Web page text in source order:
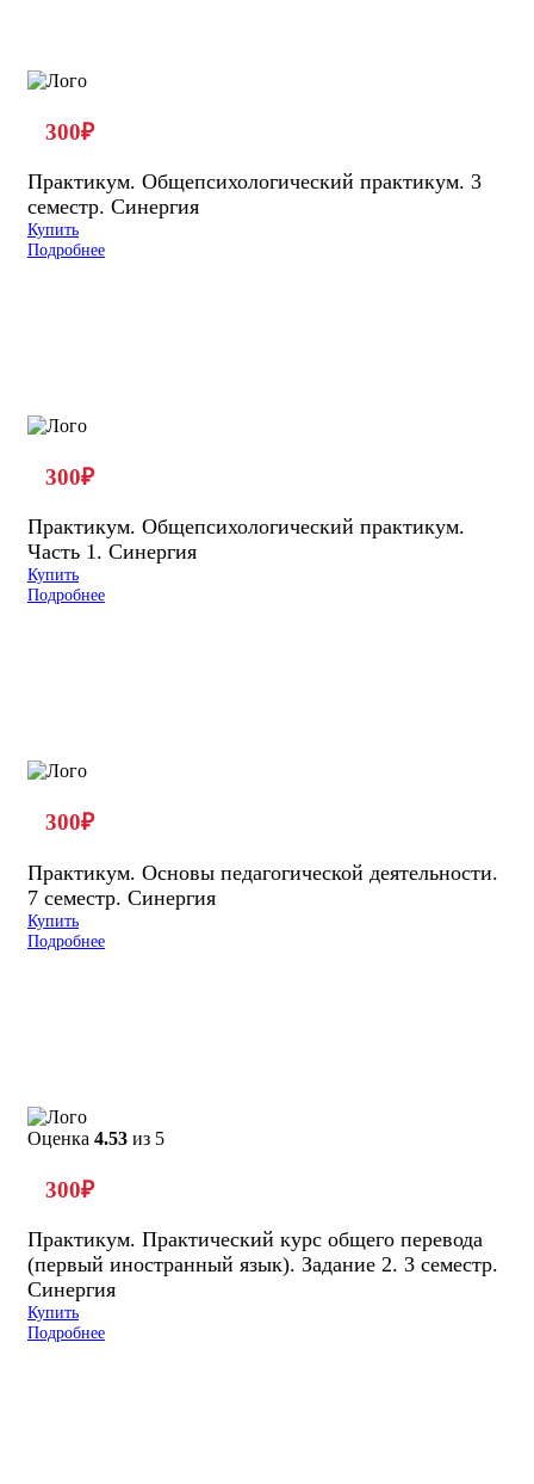
300₽
Практикум. Общепсихологический практикум. 3
семестр. Синергия
Купить
Подробнее
300₽
Практикум. Общепсихологический практикум.
Часть 1. Синергия
Купить
Подробнее
300₽
Практикум. Основы педагогической деятельности.
7 семестр. Синергия
Купить
Подробнее
Оценка 4.53 из 5
300₽
Практикум. Практический курс общего перевода
(первый иностранный язык). Задание 2. 3 семестр.
Синергия
Купить
Подробнее